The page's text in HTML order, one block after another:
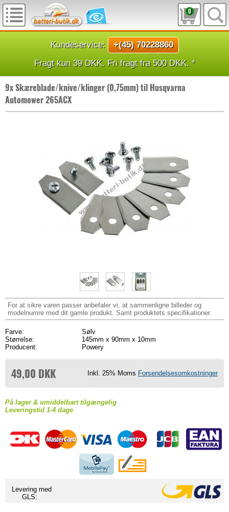
0
Kundeservice:
+(45) 70228860
Fragt kun 39 DKK. Fri fragt fra 500 DKK. *
9x Skæreblade/knive/klinger (0,75mm) til Husqvarna
Automower 265ACX
For at sikre varen passer anbefaler vi, at sammenligne billeder og
modelnumre med dit gamle produkt. Samt produktets specifikationer.
Farve:
Sølv
Størrelse:
145mm x 90mm x 10mm
Producent:
Powery
49,00 DKK Inkl. 25% Moms Forsendelsesomkostninger
På lager & umiddelbart tilgængelig
Leveringstid 1-4 dage
Levering med
GLS: